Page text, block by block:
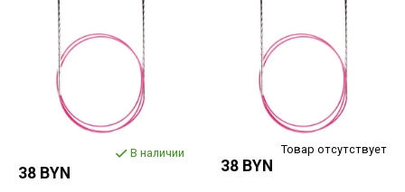
В наличии
38 BYN
Товар отсутствует
38 BYN